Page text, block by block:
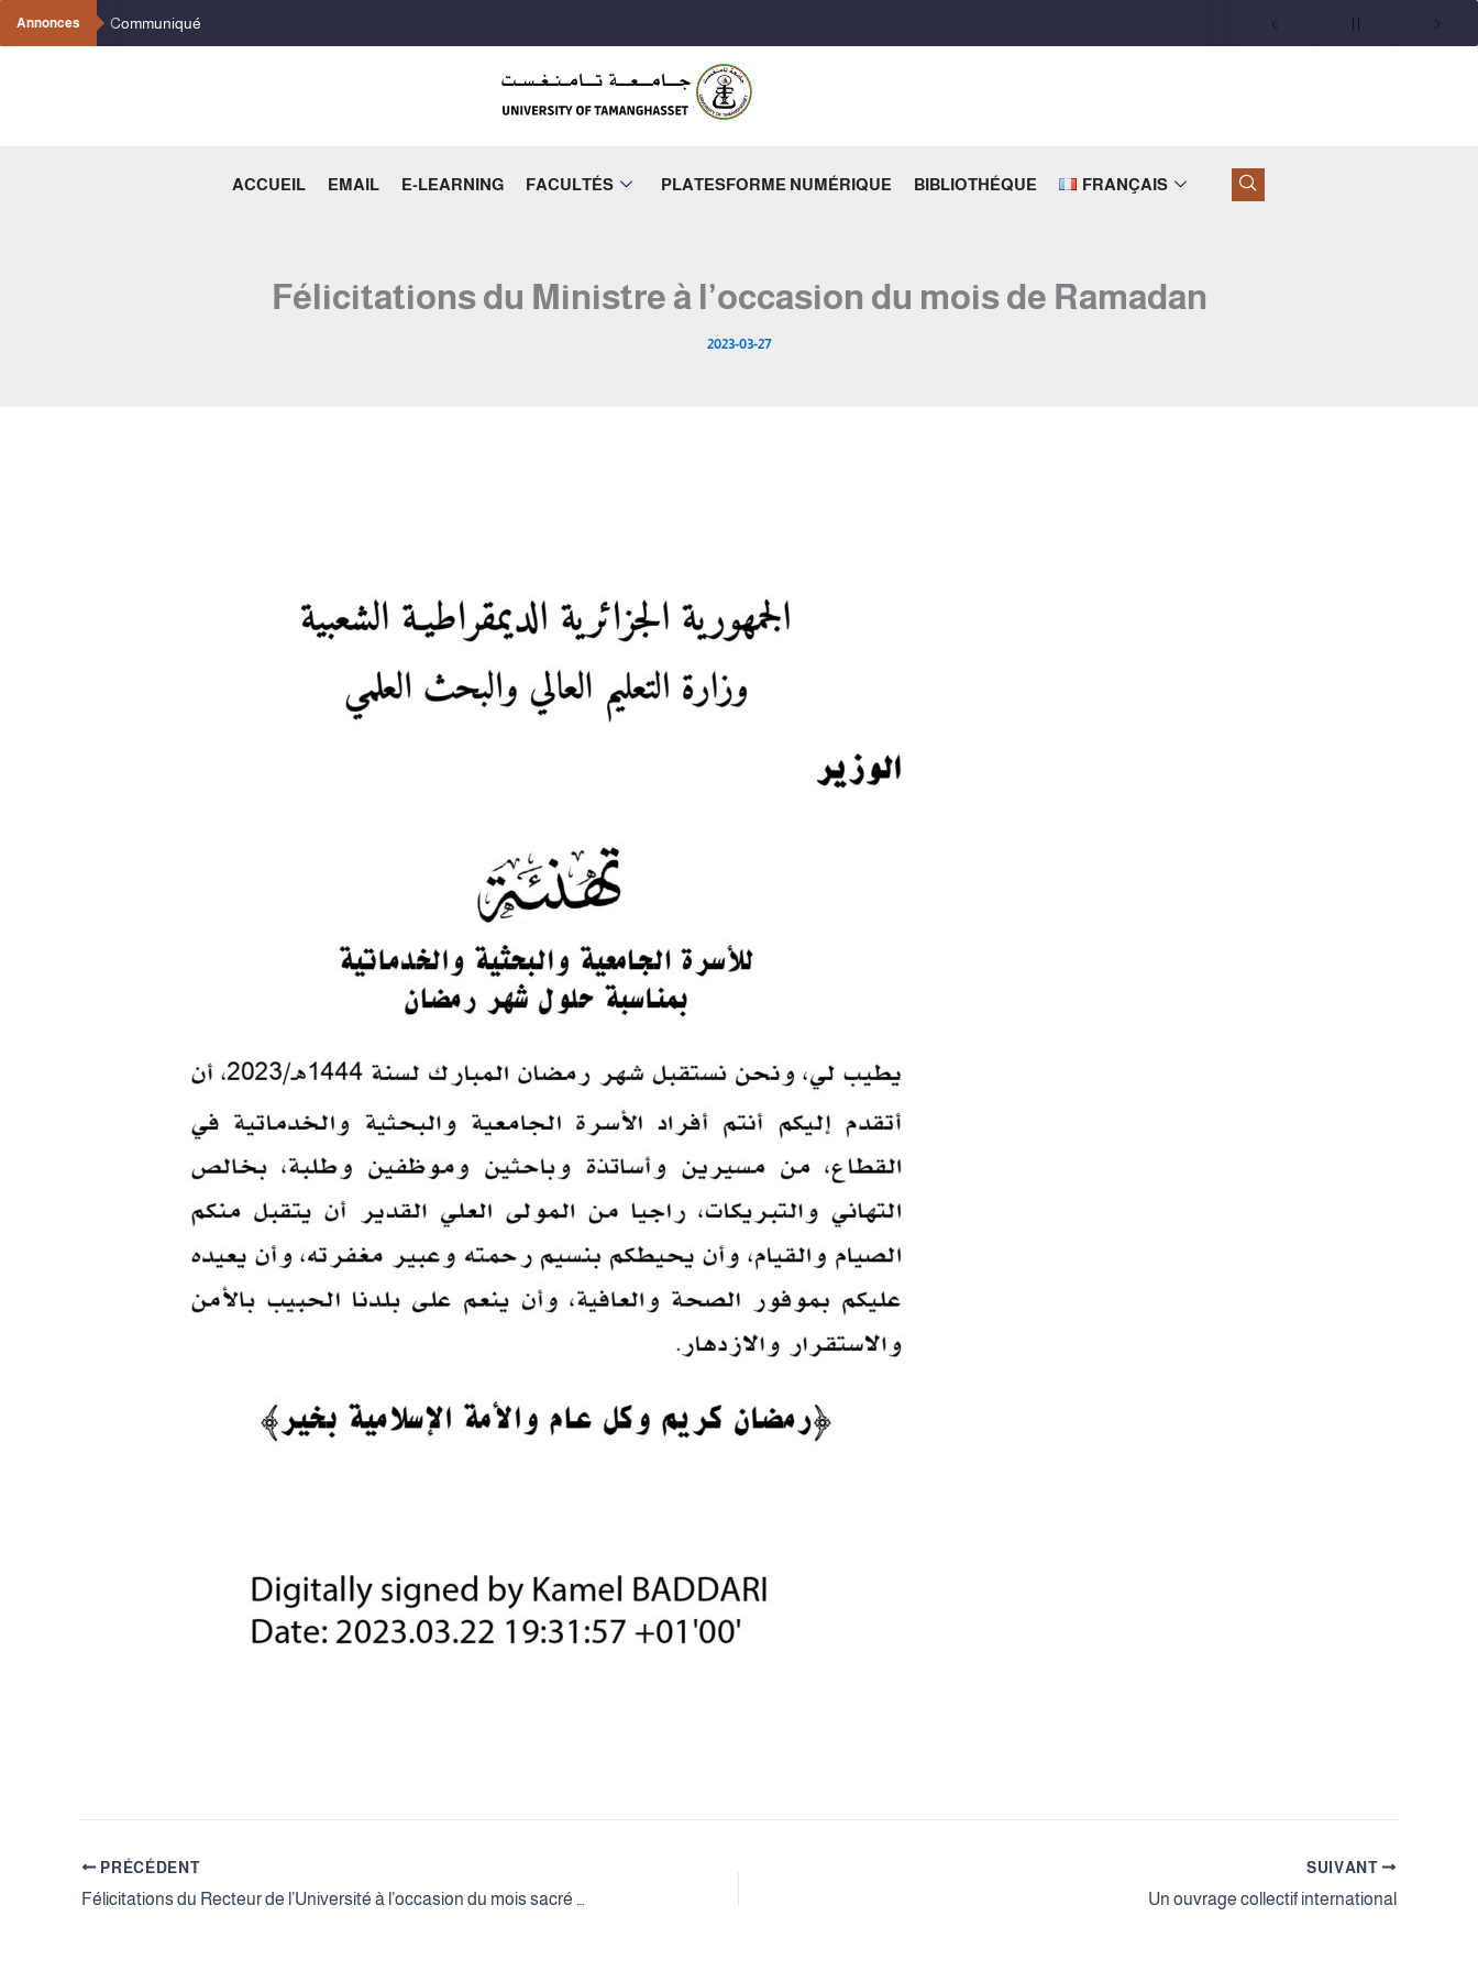
au
Annonces Communiqué
ACCUEIL EMAIL E-LEARNING FACULTÉS PLATESFORME NUMÉRIQUE BIBLIOTHÉQUE FRANÇAIS
Félicitations du Ministre à l’occasion du mois de Ramadan
2023-03-27
PRÉCÉDENT
Félicitations du Recteur de l’Université à l’occasion du mois sacré du Ramadan
SUIVANT
Un ouvrage collectif international